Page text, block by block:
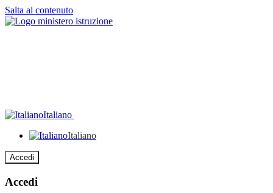
Salta al contenuto
Italiano
Italiano
Accedi
Accedi